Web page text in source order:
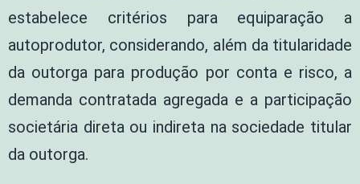
estabelece critérios para equiparação a
autoprodutor, considerando, além da titularidade
da outorga para produção por conta e risco, a
demanda contratada agregada e a participação
societária direta ou indireta na sociedade titular
da outorga.